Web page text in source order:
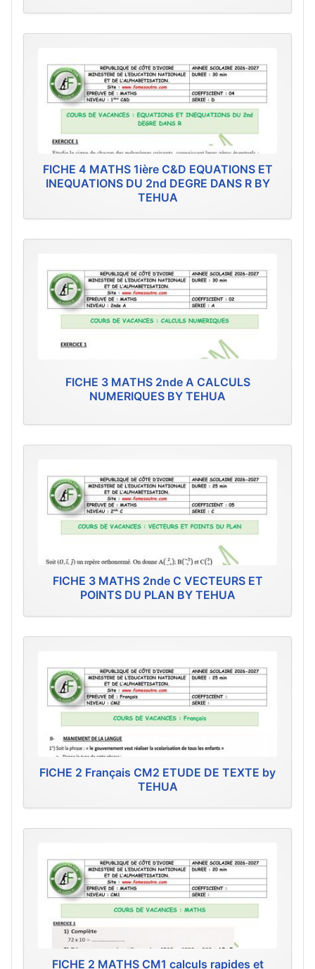
FICHE 4 MATHS 1ière C&D EQUATIONS ET
INEQUATIONS DU 2nd DEGRE DANS R BY
TEHUA
FICHE 3 MATHS 2nde A CALCULS
NUMERIQUES BY TEHUA
FICHE 3 MATHS 2nde C VECTEURS ET
POINTS DU PLAN BY TEHUA
FICHE 2 Français CM2 ETUDE DE TEXTE by
TEHUA
FICHE 2 MATHS CM1 calculs rapides et